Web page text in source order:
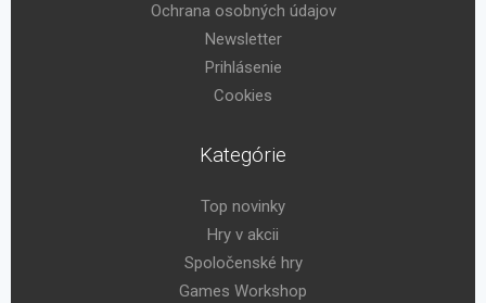
Ochrana osobných údajov
Newsletter
Prihlásenie
Cookies
Kategórie
Top novinky
Hry v akcii
Spoločenské hry
Games Workshop